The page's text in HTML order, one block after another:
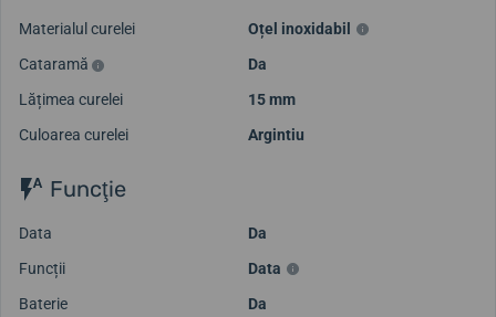
Materialul curelei
Oțel inoxidabil
Cataramă
Da
Lățimea curelei
15 mm
Culoarea curelei
Argintiu
Funcţie
Data
Da
Funcții
Data
Baterie
Da